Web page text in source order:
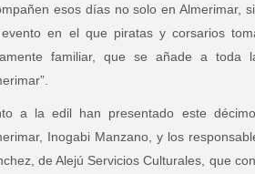
esos días no solo en Almerimar,
en el que piratas y corsarios
familiar, que se añade a toda
a la edil han presentado este
Inogabi Manzano, y los
de Alejú Servicios Culturales, que